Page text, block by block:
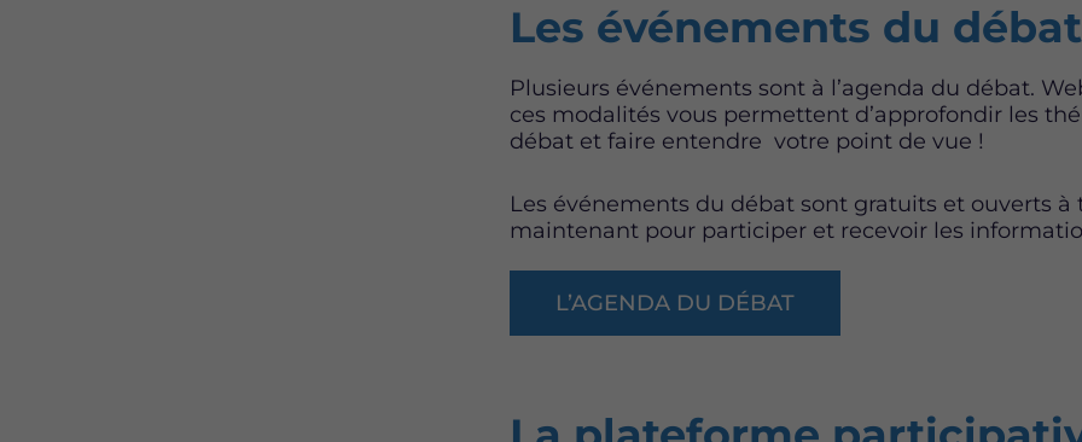
Les événements du débat
Plusieurs événements sont à l’agenda du débat.
ces modalités vous permettent d’approfondir les
débat et faire entendre votre point de vue !
Les événements du débat sont gratuits et ouverts à
maintenant pour participer et recevoir les
L’AGENDA DU DÉBAT